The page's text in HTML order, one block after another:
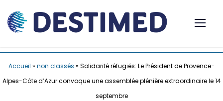
Accueil » non classés » Solidarité réfugiés: Le Président de Provence-
Alpes-Côte d’Azur convoque une assemblée plénière extraordinaire le 14
septembre